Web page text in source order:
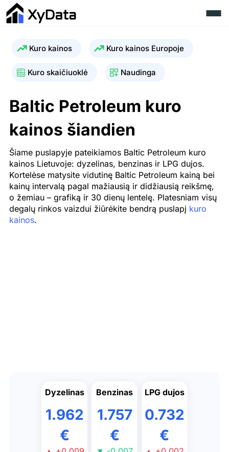
Kuro kainos Kuro kainos Europoje
Kuro skaičiuoklė Naudinga
Baltic Petroleum kuro
kainos šiandien
Šiame puslapyje pateikiamos Baltic Petroleum kuro
kainos Lietuvoje: dyzelinas, benzinas ir LPG dujos.
Kortelėse matysite vidutinę Baltic Petroleum kainą bei
kainų intervalą pagal mažiausią ir didžiausią reikšmę,
o žemiau – grafiką ir 30 dienų lentelę. Platesniam visų
degalų rinkos vaizdui žiūrėkite bendrą puslapį kuro
kainos.
Dyzelinas
1.962
€
Benzinas
1.757
€
LPG dujos
0.732
€